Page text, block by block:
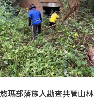
瑪部落族人勘查共管山林